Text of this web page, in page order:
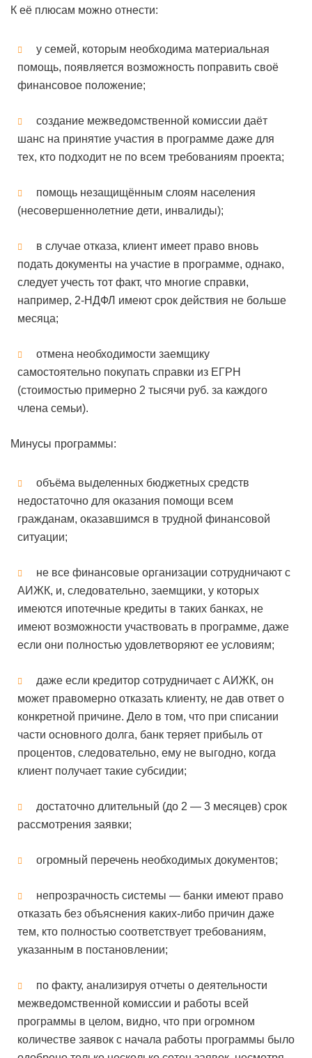
К её плюсам можно отнести:
у семей, которым необходима материальная
помощь, появляется возможность поправить своё
финансовое положение;
создание межведомственной комиссии даёт
шанс на принятие участия в программе даже для
тех, кто подходит не по всем требованиям проекта;
помощь незащищённым слоям населения
(несовершеннолетние дети, инвалиды);
в случае отказа, клиент имеет право вновь
подать документы на участие в программе, однако,
следует учесть тот факт, что многие справки,
например, 2-НДФЛ имеют срок действия не больше
месяца;
отмена необходимости заемщику
самостоятельно покупать справки из ЕГРН
(стоимостью примерно 2 тысячи руб. за каждого
члена семьи).
Минусы программы:
объёма выделенных бюджетных средств
недостаточно для оказания помощи всем
гражданам, оказавшимся в трудной финансовой
ситуации;
не все финансовые организации сотрудничают с
АИЖК, и, следовательно, заемщики, у которых
имеются ипотечные кредиты в таких банках, не
имеют возможности участвовать в программе, даже
если они полностью удовлетворяют ее условиям;
даже если кредитор сотрудничает с АИЖК, он
может правомерно отказать клиенту, не дав ответ о
конкретной причине. Дело в том, что при списании
части основного долга, банк теряет прибыль от
процентов, следовательно, ему не выгодно, когда
клиент получает такие субсидии;
достаточно длительный (до 2 — 3 месяцев) срок
рассмотрения заявки;
огромный перечень необходимых документов;
непрозрачность системы — банки имеют право
отказать без объяснения каких-либо причин даже
тем, кто полностью соответствует требованиям,
указанным в постановлении;
по факту, анализируя отчеты о деятельности
межведомственной комиссии и работы всей
программы в целом, видно, что при огромном
количестве заявок с начала работы программы было